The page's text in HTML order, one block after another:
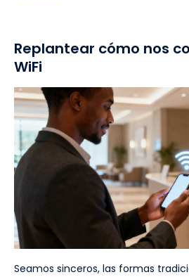
Replantear cómo nos
WiFi
Seamos sinceros, las formas